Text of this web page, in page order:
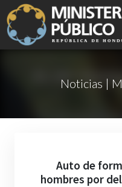
Noticias |
Auto de
hombres por